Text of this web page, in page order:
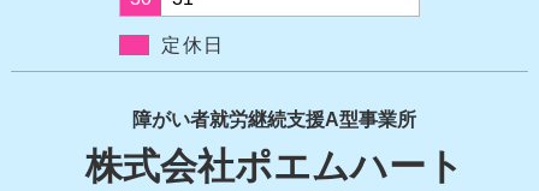
定休日
障がい者就労継続支援A型事業所
株式会社ポエムハート